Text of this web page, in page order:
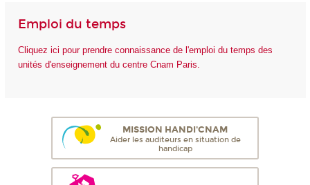
Emploi du temps
Cliquez ici pour prendre connaissance de l'emploi du temps des
unités d'enseignement du centre Cnam Paris.
MISSION HANDI'CNAM
Aider les auditeurs en situation de
handicap